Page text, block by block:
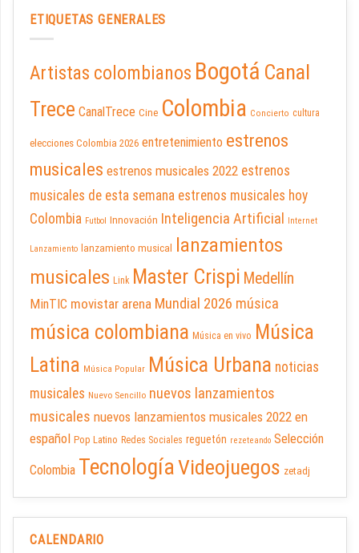
ETIQUETAS GENERALES
Artistas colombianos Bogotá Canal
Trece CanalTrece Cine Colombia Concierto cultura
elecciones Colombia 2026 entretenimiento estrenos
musicales estrenos musicales 2022 estrenos
musicales de esta semana estrenos musicales hoy
Colombia Futbol Innovación Inteligencia Artificial Internet
Lanzamiento lanzamiento musical
lanzamientos
musicales Link Master Crispi Medellín
MinTIC movistar arena Mundial 2026 música
música colombiana Música en vivo Música
Latina Música Popular Música Urbana noticias
musicales Nuevo Sencillo nuevos lanzamientos
musicales nuevos lanzamientos musicales 2022 en
español Pop Latino Redes Sociales reguetón rezeteando Selección
Colombia TecnologíaVideojuegos zetadj
CALENDARIO